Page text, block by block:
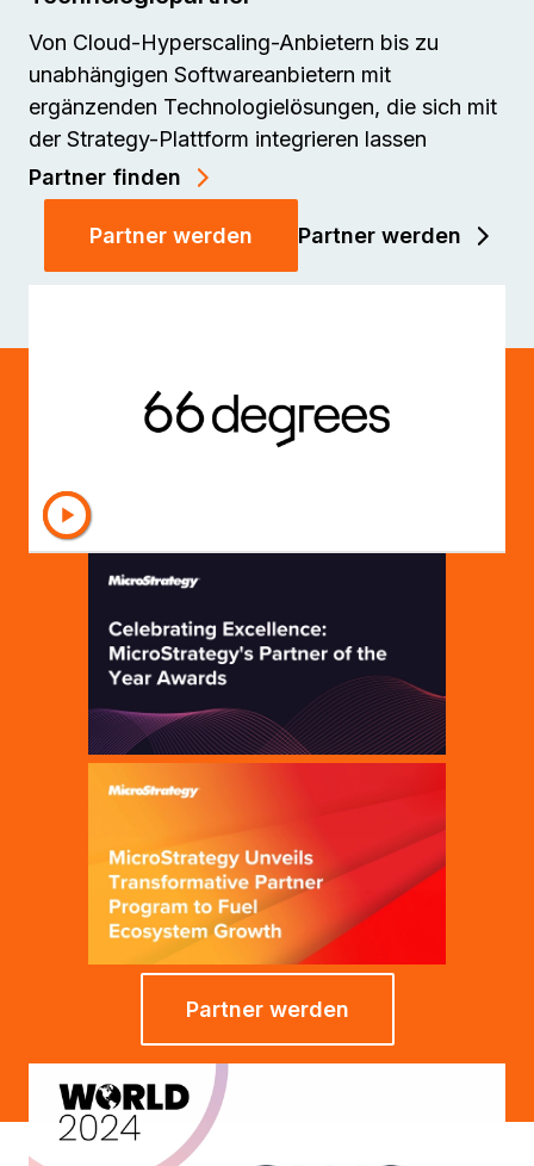
Von Cloud-Hyperscaling-Anbietern bis zu
unabhängigen Softwareanbietern mit
ergänzenden Technologielösungen, die sich mit
der Strategy-Plattform integrieren lassen
Partner finden
Partner werden Partner werden
Werden Sie Partner von
Strategy
Partner werden